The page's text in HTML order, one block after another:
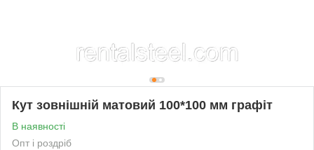
Кут зовнішній матовий 100*100 мм графіт
В наявності
Опт і роздріб